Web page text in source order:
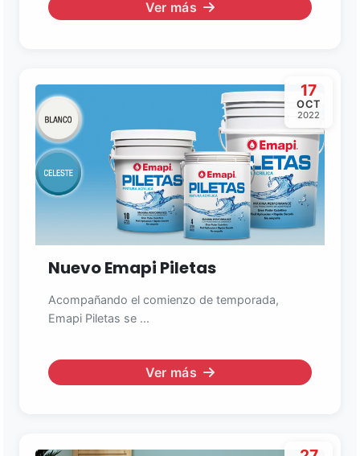
Ver más
17
OCT
2022
Nuevo Emapi Piletas
Acompañando el comienzo de temporada,
Emapi Piletas se ...
Ver más